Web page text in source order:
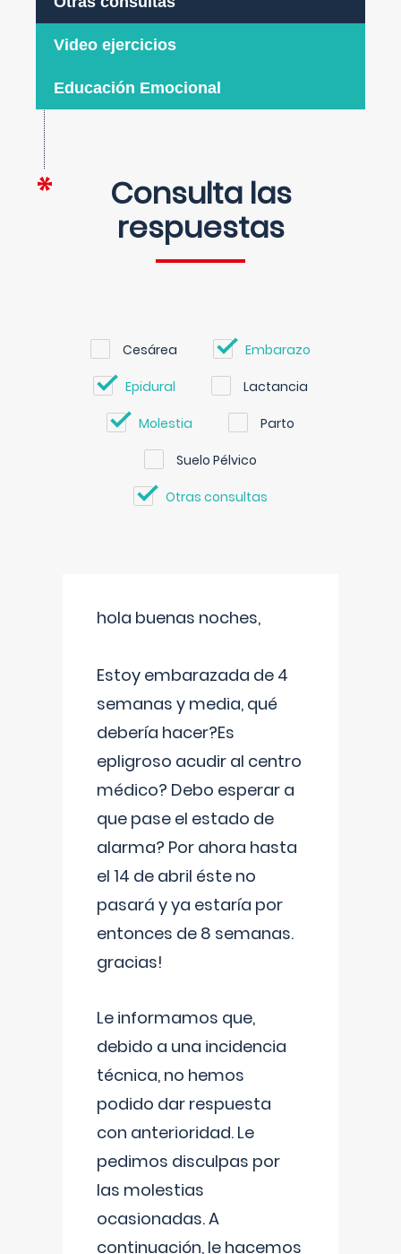
Video ejercicios
Educación Emocional
Consulta las
respuestas
Cesárea Embarazo
Epidural Lactancia
Molestia Parto
Suelo Pélvico
Otras consultas
hola buenas noches,
Estoy embarazada de 4
semanas y media, qué
debería hacer?Es
epligroso acudir al centro
médico? Debo esperar a
que pase el estado de
alarma? Por ahora hasta
el 14 de abril éste no
pasará y ya estaría por
entonces de 8 semanas.
gracias!
Le informamos que,
debido a una incidencia
técnica, no hemos
podido dar respuesta
con anterioridad. Le
pedimos disculpas por
las molestias
ocasionadas. A
continuación, le hacemos